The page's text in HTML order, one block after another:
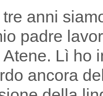
anni
padre
Lì ho
ancora